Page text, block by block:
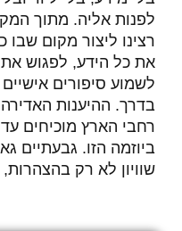
לפנות אליה. מתוך
רצינו ליצור מקום
את כל הידע, לפגוש
לשמוע סיפורים
בדרך. ההיענות
רחבי הארץ מוכיחים
ביוזמה הזו. גבעתיים
שוויון לא רק